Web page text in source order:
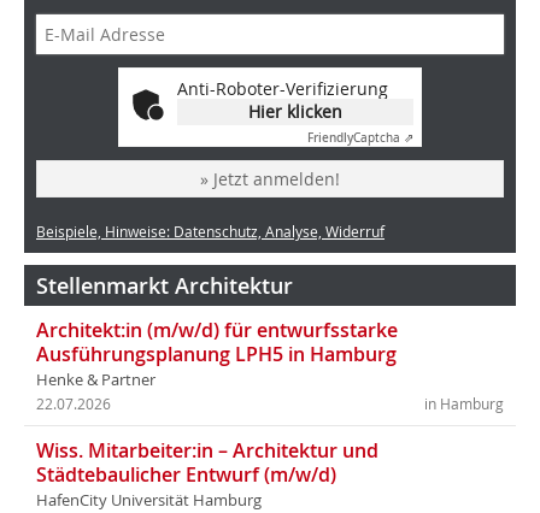
Anti-Roboter-Verifizierung
Hier klicken
FriendlyCaptcha ⇗
» Jetzt anmelden!
Beispiele, Hinweise: Datenschutz, Analyse, Widerruf
Stellenmarkt Architektur
Architekt:in (m/w/d) für entwurfsstarke
Ausführungsplanung LPH5 in Hamburg
Henke & Partner
in Hamburg
22.07.2026
Wiss. Mitarbeiter:in – Architektur und
Städtebaulicher Entwurf (m/w/d)
HafenCity Universität Hamburg